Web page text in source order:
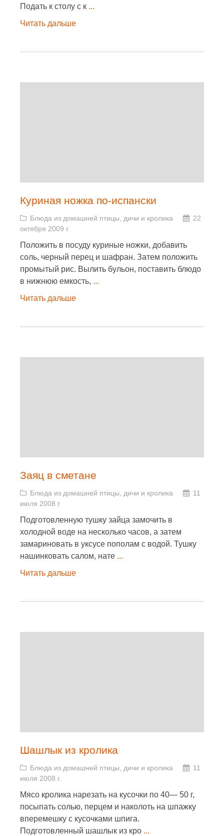
Подать к столу с к ...
Читать дальше
Куриная ножка по-испански
Блюда из домашней птицы, дичи и кролика
22
октября 2009 г.
Положить в посуду куриные ножки, добавить
соль, черный перец и шафран. Затем положить
промытый рис. Вылить бульон, поставить блюдо
в нижнюю емкость, ...
Читать дальше
Заяц в сметане
Блюда из домашней птицы, дичи и кролика
11
июля 2008 г.
Подготовленную тушку зайца замочить в
холодной воде на несколько часов, а затем
замариновать в уксусе пополам с водой. Тушку
нашинковать салом, нате ...
Читать дальше
Шашлык из кролика
Блюда из домашней птицы, дичи и кролика
11
июля 2008 г.
Мясо кролика нарезать на кусочки по 40— 50 г,
посыпать солью, перцем и наколоть на шпажку
вперемешку с кусочками шпига.
Подготовленный шашлык из кро ...